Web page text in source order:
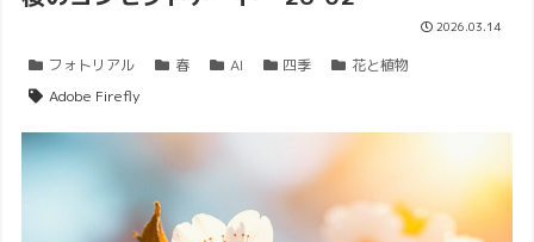
2026.03.14
フォトリアル 春 AI 四季
花と植物
Adobe Firefly